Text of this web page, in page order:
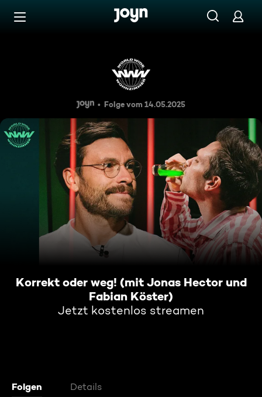
Zum Inhalt springen
Korrekt oder weg! (mit
Folge vom 14.05.2025
Korrekt oder weg! (mit Jonas Hector und
Fabian Köster)
Jetzt kostenlos streamen
Folgen Details